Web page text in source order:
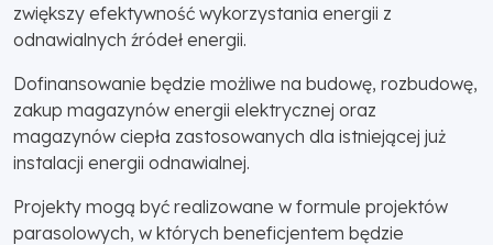
zwiększy efektywność wykorzystania energii z
odnawialnych źródeł energii.
Dofinansowanie będzie możliwe na budowę, rozbudowę,
zakup magazynów energii elektrycznej oraz
magazynów ciepła zastosowanych dla istniejącej już
instalacji energii odnawialnej.
Projekty mogą być realizowane w formule projektów
parasolowych, w których beneficjentem będzie